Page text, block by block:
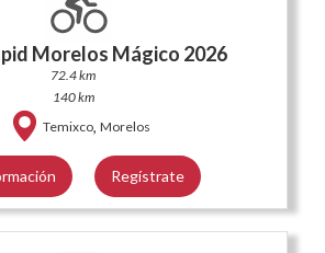
Morelos Mágico 2026
72.4 km
140 km
Temixco, Morelos
Regístrate